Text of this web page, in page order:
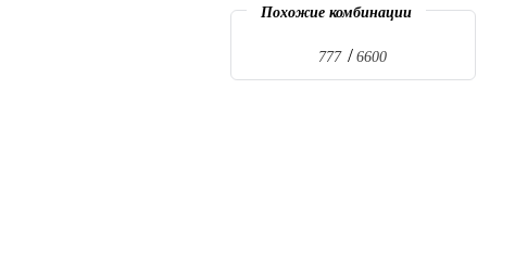
Похожие комбинации
777 6600